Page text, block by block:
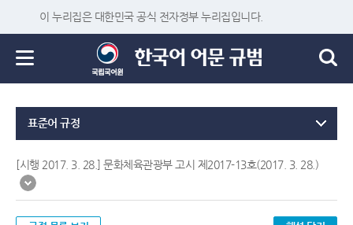
이 누리집은 대한민국 공식 전자정부 누리집입니다.
표준어 규정
[시행 2017. 3. 28.] 문화체육관광부 고시 제2017-13호(2017. 3. 28.)